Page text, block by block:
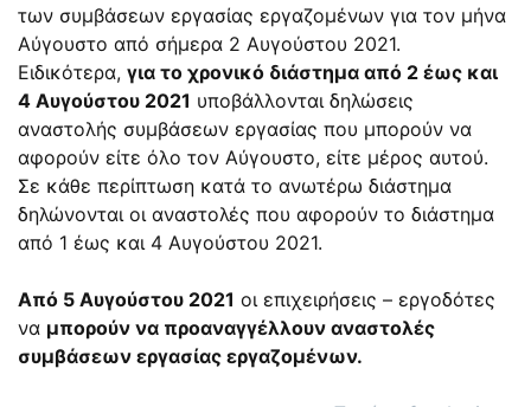
των συμβάσεων εργασίας εργαζομένων για τον μήνα
Αύγουστο από σήμερα 2 Αυγούστου 2021.
Ειδικότερα, για το χρονικό διάστημα από 2 έως και
4 Αυγούστου 2021 υποβάλλονται δηλώσεις
αναστολής συμβάσεων εργασίας που μπορούν να
αφορούν είτε όλο τον Αύγουστο, είτε μέρος αυτού.
Σε κάθε περίπτωση κατά το ανωτέρω διάστημα
δηλώνονται οι αναστολές που αφορούν το διάστημα
από 1 έως και 4 Αυγούστου 2021.
Από 5 Αυγούστου 2021 οι επιχειρήσεις – εργοδότες
να μπορούν να προαναγγέλλουν αναστολές
συμβάσεων εργασίας εργαζομένων.